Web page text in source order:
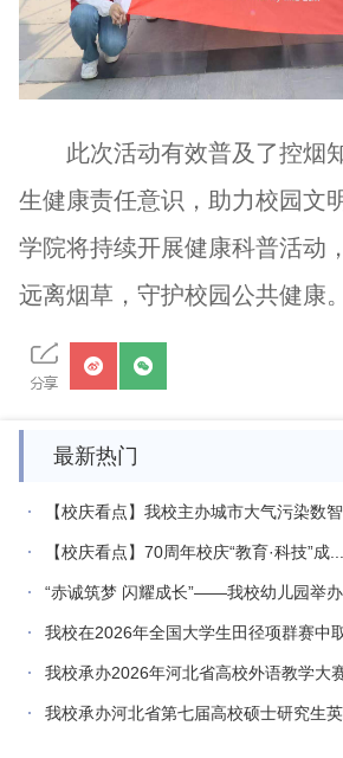
此次活动有效普及了控烟
生健康责任意识，助力校园文
学院将持续开展健康科普活动
远离烟草，守护校园公共健康。
最新热门
【校庆看点】我校主办城市大气污染数智
【校庆看点】70周年校庆“教育·科技”成...
“赤诚筑梦 闪耀成长”——我校幼儿园举办
我校在2026年全国大学生田径项群赛中取
我校承办2026年河北省高校外语教学大
我校承办河北省第七届高校硕士研究生英